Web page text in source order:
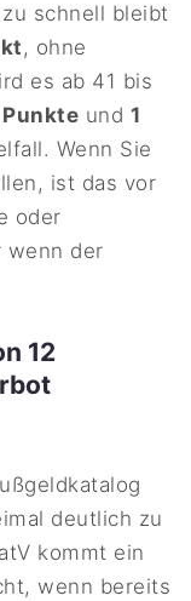
schnell bleibt
, ohne
es ab 41 bis
Punkte und 1
Wenn Sie
ist das vor
oder
wenn der
12
deutlich zu
kommt ein
wenn bereits